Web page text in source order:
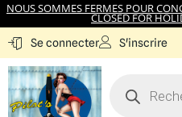
NOUS SOMMES FERMES POUR
CLOSED FOR
Se connecter S'inscrire